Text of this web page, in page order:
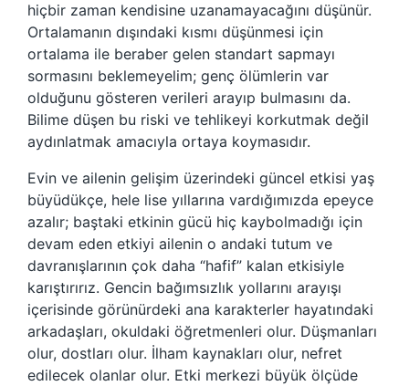
hiçbir zaman kendisine uzanamayacağını düşünür.
Ortalamanın dışındaki kısmı düşünmesi için
ortalama ile beraber gelen standart sapmayı
sormasını beklemeyelim; genç ölümlerin var
olduğunu gösteren verileri arayıp bulmasını da.
Bilime düşen bu riski ve tehlikeyi korkutmak değil
aydınlatmak amacıyla ortaya koymasıdır.
Evin ve ailenin gelişim üzerindeki güncel etkisi yaş
büyüdükçe, hele lise yıllarına vardığımızda epeyce
azalır; baştaki etkinin gücü hiç kaybolmadığı için
devam eden etkiyi ailenin o andaki tutum ve
davranışlarının çok daha “hafif” kalan etkisiyle
karıştırırız. Gencin bağımsızlık yollarını arayışı
içerisinde görünürdeki ana karakterler hayatındaki
arkadaşları, okuldaki öğretmenleri olur. Düşmanları
olur, dostları olur. İlham kaynakları olur, nefret
edilecek olanlar olur. Etki merkezi büyük ölçüde